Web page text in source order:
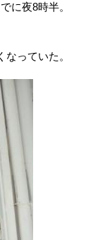
に夜8時半。
っていた。